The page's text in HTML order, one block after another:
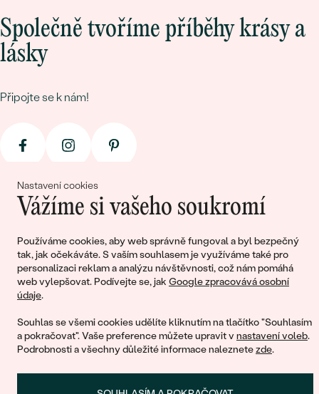
Nastavení cookies
Vážíme si vašeho soukromí
Používáme cookies, aby web správně fungoval a byl bezpečný
tak, jak očekáváte. S vaším souhlasem je využíváme také pro
personalizaci reklam a analýzu návštěvnosti, což nám pomáhá
web vylepšovat. Podívejte se, jak Google zpracovává osobní
údaje.
Souhlas se všemi cookies udělíte kliknutím na tlačítko "Souhlasím
a pokračovat". Vaše preference můžete upravit v nastavení voleb.
Podrobnosti a všechny důležité informace naleznetezde.
Společně tvoříme příběhy krásy a
lásky
Připojte se k nám!
© 2011 - 2026, Eppi.cz
Nákupní košík